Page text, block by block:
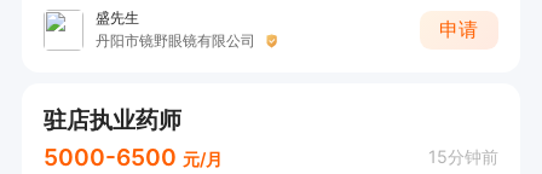
盛先生
丹阳市镜野眼镜有限公司
申请
驻店执业药师
5000-6500 元/月 15分钟前